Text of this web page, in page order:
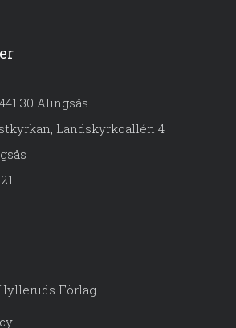
30 Alingsås
Landskyrkoallén 4
Förlag